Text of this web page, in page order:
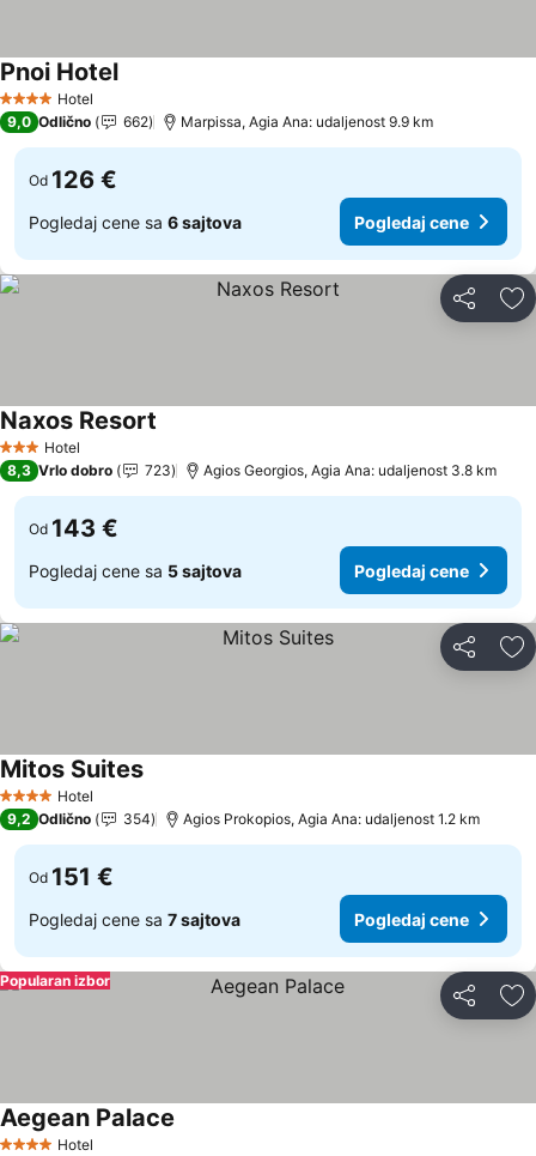
4 ZvezdiceHotel
Pnoi HotelPogledaj cene
9,0 Odlično 662 Marpissa, Agia Ana: udaljenost 9.9 km
Od 126 €
Pogledaj cene sa 6 sajtova Pogledaj cene
Deli
3 Zvezdice
Hotel
Naxos Resort
8,3 Vrlo dobro 723 Agios Georgios, Agia Ana: udaljenost 3.8 km
Od 143 €
Pogledaj cene sa 5 sajtova Pogledaj cene
Deli
4 ZvezdiceHotel
Mitos SuitesPogledaj cene
9,2 Odlično 354 Agios Prokopios, Agia Ana: udaljenost 1.2 km
Od 151 €
Pogledaj cene sa 7 sajtova Pogledaj cene
Deli
Popularan izbor
4 ZvezdiceHotel
Aegean Palace